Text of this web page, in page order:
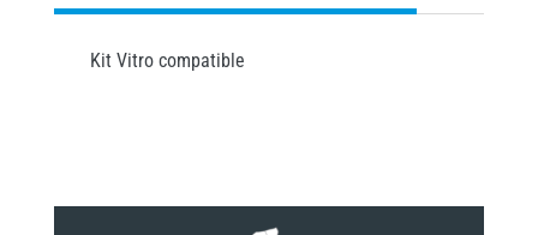
Kit Vitro compatible